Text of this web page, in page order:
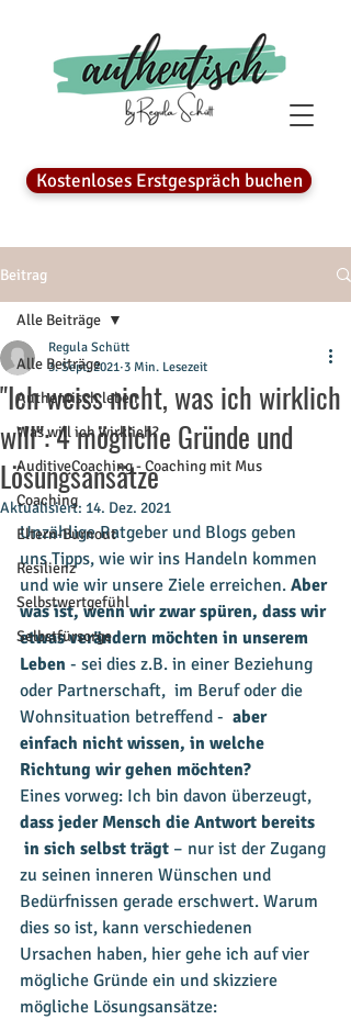
Kostenloses Erstgespräch buchen
Beitrag
Alle Beiträge
Authentisch leben
Was will ich wirklich?
AuditiveCoaching - Coaching mit Mus
Coaching
Eltern-Burnout
Resilienz
Selbstwertgefühl
Selbstfürsorge
Alle Beiträge
"Ich weiss nicht, was ich wirklich
will": 4 mögliche Gründe und
Lösungsansätze
Regula Schütt
3. Sept. 2021 3 Min. Lesezeit
Aktualisiert: 14. Dez. 2021
Unzählige Ratgeber und Blogs geben
uns Tipps, wie wir ins Handeln kommen
und wie wir unsere Ziele erreichen. Aber
was ist, wenn wir zwar spüren, dass wir
etwas verändern möchten in unserem
Leben - sei dies z.B. in einer Beziehung
oder Partnerschaft,  im Beruf oder die
Wohnsituation betreffend - aber
einfach nicht wissen, in welche
Richtung wir gehen möchten?
Eines vorweg: Ich bin davon überzeugt,
dass jeder Mensch die Antwort bereits
in sich selbst trägt – nur ist der Zugang
zu seinen inneren Wünschen und
Bedürfnissen gerade erschwert. Warum
dies so ist, kann verschiedenen
Ursachen haben, hier gehe ich auf vier
mögliche Gründe ein und skizziere
mögliche Lösungsansätze: